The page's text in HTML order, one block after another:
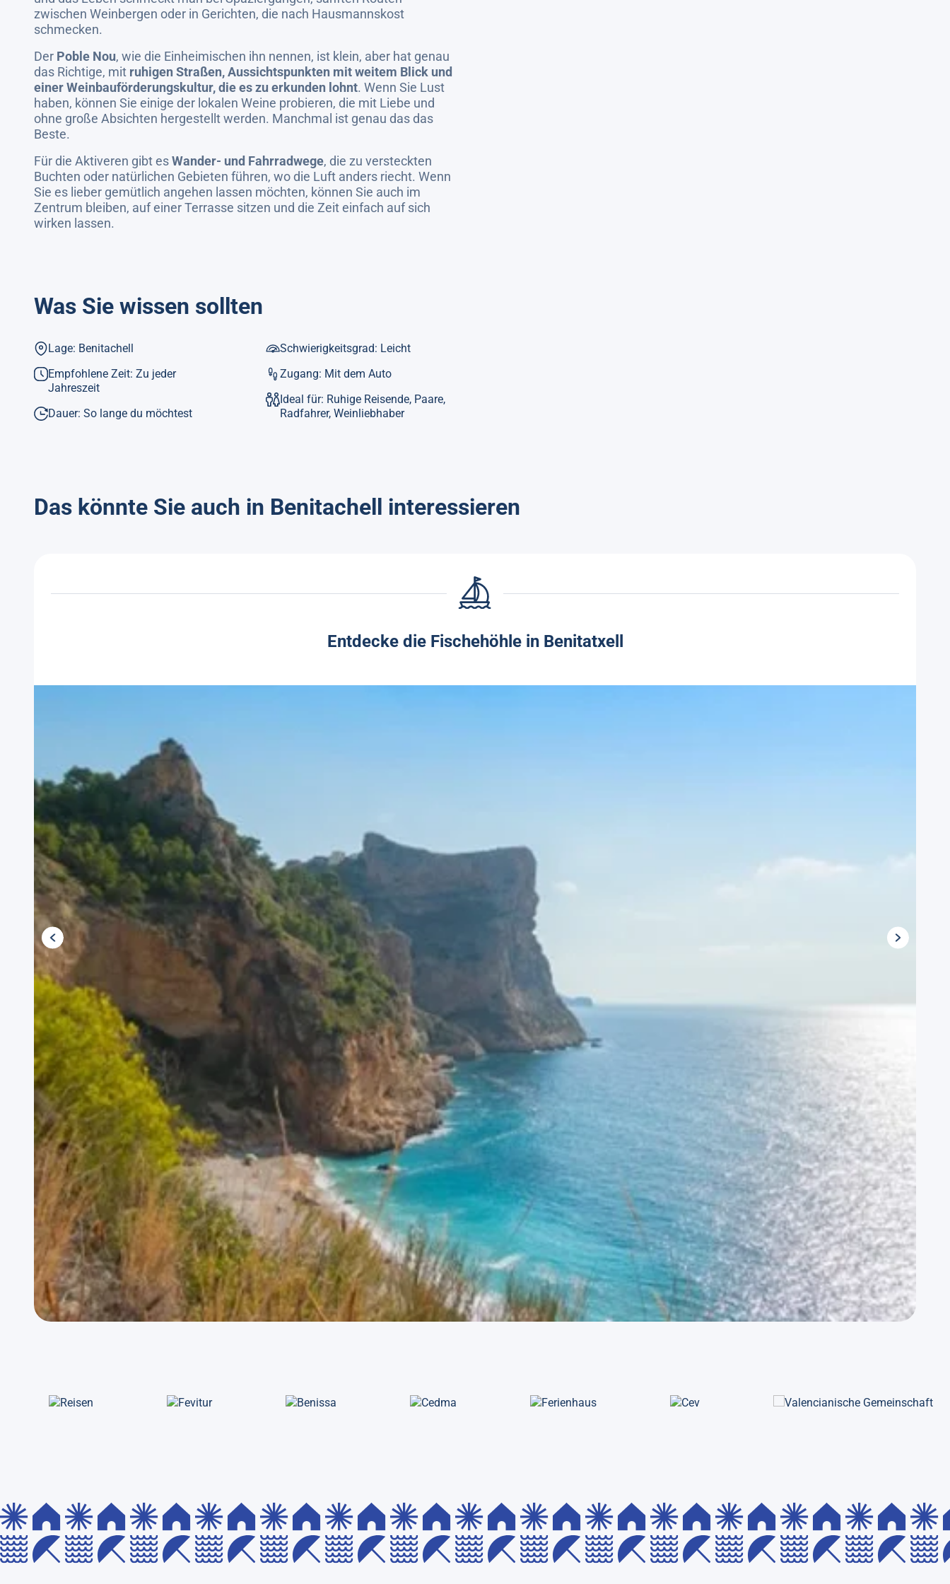
zwischen Weinbergen oder in Gerichten, die nach Hausmannskost
schmecken.
Der Poble Nou, wie die Einheimischen ihn nennen, ist klein, aber hat genau
das Richtige, mit ruhigen Straßen, Aussichtspunkten mit weitem Blick und
einer Weinbauförderungskultur, die es zu erkunden lohnt. Wenn Sie Lust
haben, können Sie einige der lokalen Weine probieren, die mit Liebe und
ohne große Absichten hergestellt werden. Manchmal ist genau das das
Beste.
Für die Aktiveren gibt esWander- und Fahrradwege, die zu versteckten
Buchten oder natürlichen Gebieten führen, wo die Luft anders riecht. Wenn
Sie es lieber gemütlich angehen lassen möchten, können Sie auch im
Zentrum bleiben, auf einer Terrasse sitzen und die Zeit einfach auf sich
wirken lassen.
Was Sie wissen sollten
Lage: Benitachell
Empfohlene Zeit: Zu jeder
Jahreszeit
Dauer: So lange du möchtest
Schwierigkeitsgrad: Leicht
Zugang: Mit dem Auto
Ideal für: Ruhige Reisende, Paare,
Radfahrer, Weinliebhaber
Das könnte Sie auch in Benitachell interessieren
Entdecke die Fischehöhle in Benitatxell